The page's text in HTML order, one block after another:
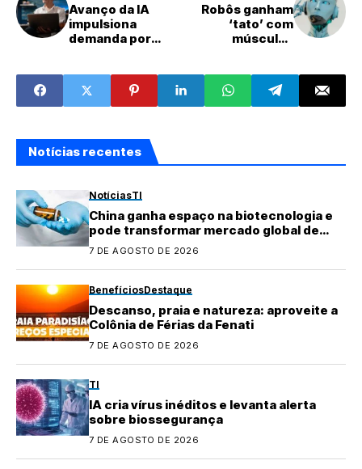
Avanço da IA
impulsiona
demanda por
Robôs ganham
‘tato’ com
músculos
toque
Notícias recentes
NotíciasTI
China ganha espaço na biotecnologia e
pode transformar mercado global de
medicamentos
7 DE AGOSTO DE 2026
BenefíciosDestaque
Descanso, praia e natureza: aproveite a
Colônia de Férias da Fenati
7 DE AGOSTO DE 2026
TI
IA cria vírus inéditos e levanta alerta
sobre biossegurança
7 DE AGOSTO DE 2026